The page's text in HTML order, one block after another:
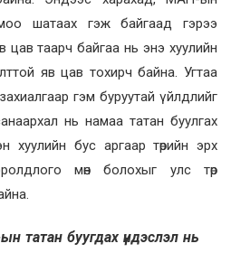
шатаах гэж байгаад гэрээ
цав таарч байгаа нь энэ хуулийн
яв цав тохирч байна. Угтаа
гэм буруутай үйлдлийг
нь намаа татан буулгах
хуулийн бус аргаар төрийн эрх
мөн болохыг улс төр
татан буугдах үндэслэл нь